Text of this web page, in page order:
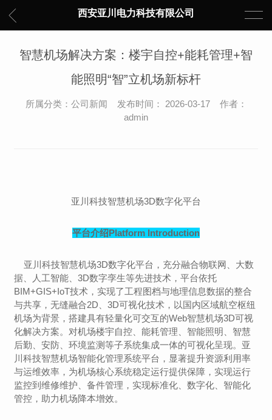
西安亚川电力科技有限公司
智慧机场解决方案：楼宇自控+能耗管理+智
能照明“智”立机场新标杆
所属分类：公司新闻 发布时间： 2026-03-17 作者：
admin
亚川科技智慧机场3D数字化平台
平台介绍Platform Introduction
亚川科技智慧机场3D数字化平台， 充分融合物联网、大数
据、人工智能、3D数字孪生等先进技术，平台依托
BIM+GIS+IoT技术，实现了工程图档与地理信息数据的整合
与共享 ，无缝融合2D、3D可视化技术，以国内区域航空枢纽
机场为背景，搭建具有轻量化可交互的Web智慧机场3D可视
化解决方案。对机场楼宇自控、能耗管理、智能照明、智慧
后勤、安防、环境监测等子系统集成一体的可视化呈现。 亚
川科技智慧机场智能化管理系统平台，显著提升资源利用率
与运维效率，为机场核心系统稳定运行提供保障，实现运行
监控到维修维护、备件管理，实现标准化、数字化、智能化
管控，助力机场降本增效。